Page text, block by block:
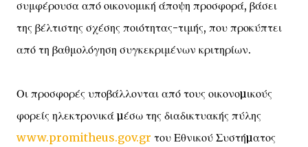
συμφέρουσα από οικονομική άποψη προσφορά, βάσει
της βέλτιστης σχέσης ποιότητας-τιμής, που προκύπτει
από τη βαθμολόγηση συγκεκριμένων κριτηρίων.
Οι προσφορές υποβάλλονται από τους οικονοµικούς
φορείς ηλεκτρονικά µέσω της διαδικτυακής πύλης
www.promitheus.gov.gr του Εθνικού Συστήµατος